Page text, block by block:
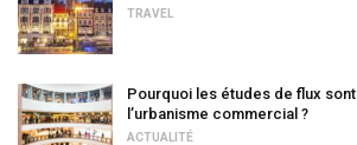
TRAVEL
Pourquoi les études de flux
l’urbanisme commercial ?
ACTUALITÉ